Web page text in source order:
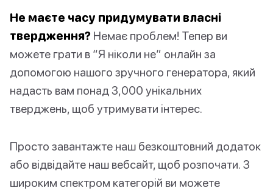
Не маєте часу придумувати власні
твердження? Немає проблем! Тепер ви
можете грати в “Я ніколи не” онлайн за
допомогою нашого зручного генератора, який
надасть вам понад 3,000 унікальних
тверджень, щоб утримувати інтерес.
Просто завантажте наш безкоштовний додаток
або відвідайте наш вебсайт, щоб розпочати. З
широким спектром категорій ви можете